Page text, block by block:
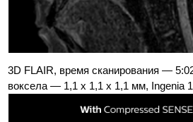
3D FLAIR, время сканирования —
воксела — 1,1 x 1,1 x 1,1 мм, Ingenia